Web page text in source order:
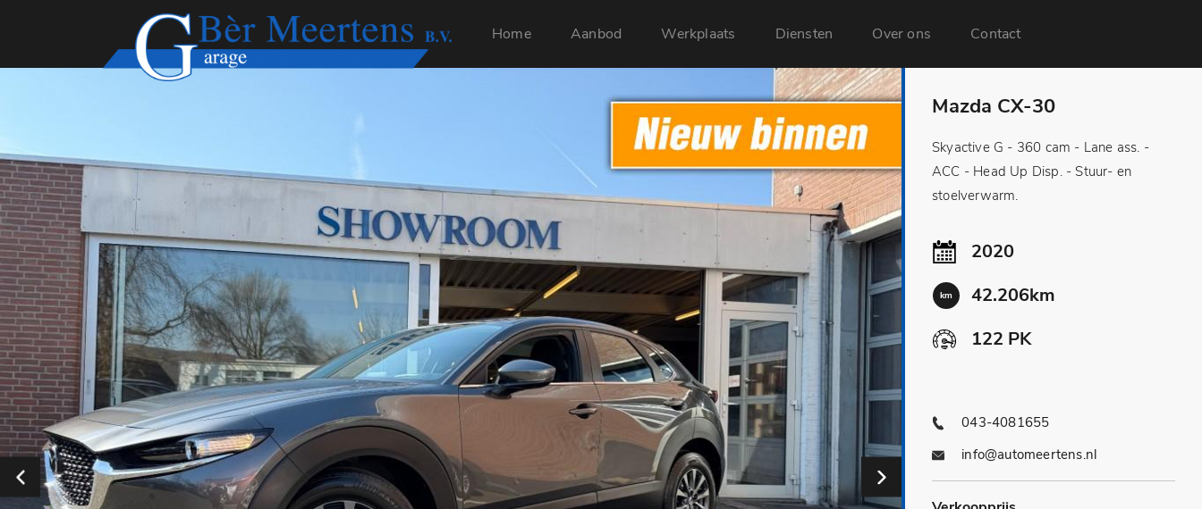
Home Aanbod Werkplaats Diensten Over ons Contact
Mazda CX-30
Skyactive G - 360 cam - Lane ass. -
ACC - Head Up Disp. - Stuur- en
stoelverwarm.
2020
km
42.206km
122 PK
043-4081655
info@automeertens.nl